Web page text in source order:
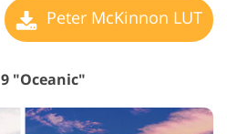
Peter McKinnon LUT
"Oceanic"